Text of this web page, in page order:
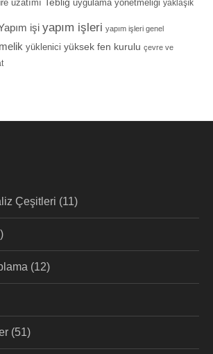
uzatımı uygulama yönetmeliği yaklaşık
işi yapım işleri yapım işleri genel
yüklenici yüksek fen kurulu çevre ve
Çeşitleri (11)
(12)
(51)